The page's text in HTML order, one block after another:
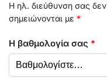
Η ηλ. διεύθυνση σας δεν
σημειώνονται με *
Η βαθμολογία σας *